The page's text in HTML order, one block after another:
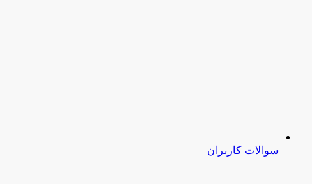
سوالات کاربران